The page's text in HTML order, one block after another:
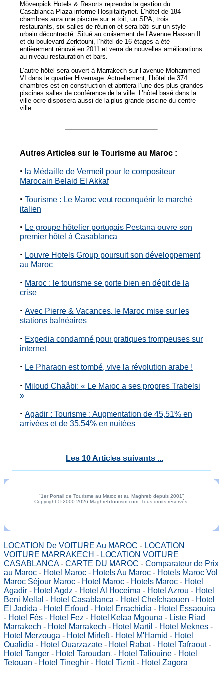
Mövenpick Hotels & Resorts reprendra la gestion du
Casablanca Plaza informe Hospitalitynet. L’hôtel de 184
chambres aura une piscine sur le toit, un SPA, trois
restaurants, six salles de réunion et sera bâti sur un style
urbain décontracté. Situé au croisement de l’Avenue Hassan II
et du boulevard Zerktouni, l’hôtel de 16 étages a été
entièrement rénové en 2011 et verra de nouvelles améliorations
au niveau restauration et bars.
L’autre hôtel sera ouvert à Marrakech sur l’avenue Mohammed
VI dans le quartier Hivernage. Actuellement, l’hôtel de 374
chambres est en construction et abritera l’une des plus grandes
piscines salles de conférence de la ville. L’hôtel basé dans la
ville ocre disposera aussi de la plus grande piscine du centre
ville.
Autres Articles sur le Tourisme au Maroc :
· la Médaille de Vermeil pour le compositeur
Marocain Belaid El Akkaf
· Tourisme : Le Maroc veut reconquérir le marché
italien
· Le groupe hôtelier portugais Pestana ouvre son
premier hôtel à Casablanca
· Louvre Hotels Group poursuit son développement
au Maroc
· Maroc : le tourisme se porte bien en dépit de la
crise
· Avec Pierre & Vacances, le Maroc mise sur les
stations balnéaires
· Expedia condamné pour pratiques trompeuses sur
internet
· Le Pharaon est tombé, vive la révolution arabe !
· Miloud Chaâbi: « Le Maroc a ses propres Trabelsi
»
· Agadir : Tourisme : Augmentation de 45,51% en
arrivées et de 35,54% en nuitées
Les 10 Articles suivants ...
"1er Portail de Tourisme au Maroc et au Maghreb depuis 2001"
Copyright © 2000-2026 MaghrebTourism.com, Tous droits réservés.
LOCATION De VOITURE Au MAROC - LOCATION
VOITURE MARRAKECH - LOCATION VOITURE
CASABLANCA- CARTE DU MAROC - Comparateur de Prix
au Maroc - Hotel Maroc - Hotels Au Maroc - Hotels Maroc Vol
Maroc Séjour Maroc - Hotel Maroc - Hotels Maroc - Hotel
Agadir - Hotel Agdz - Hotel Al Hoceima - Hotel Azrou - Hotel
Beni Mellal - Hotel Casablanca - Hotel Chefchaouen - Hotel
El Jadida - Hotel Erfoud - Hotel Errachidia - Hotel Essaouira
- Hotel Fès - Hotel Fez - Hotel Kelaa Mgouna - Liste Riad
Marrakech - Hotel Marrakech - Hotel Martil - Hotel Meknes -
Hotel Merzouga - Hotel Mirleft- Hotel M'Hamid - Hotel
Oualidia - Hotel Ouarzazate - Hotel Rabat- Hotel Tafraout-
Hotel Tanger - Hotel Taroudant- Hotel Taliouine - Hotel
Tetouan - Hotel Tineghir - Hotel Tiznit- Hotel Zagora